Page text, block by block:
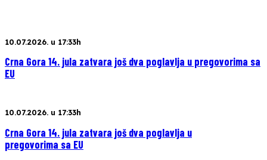
10.07.2026. u 17:33h
Crna Gora 14. jula zatvara još dva poglavlja u pregovorima sa
EU
10.07.2026. u 17:33h
Crna Gora 14. jula zatvara još dva poglavlja u
pregovorima sa EU